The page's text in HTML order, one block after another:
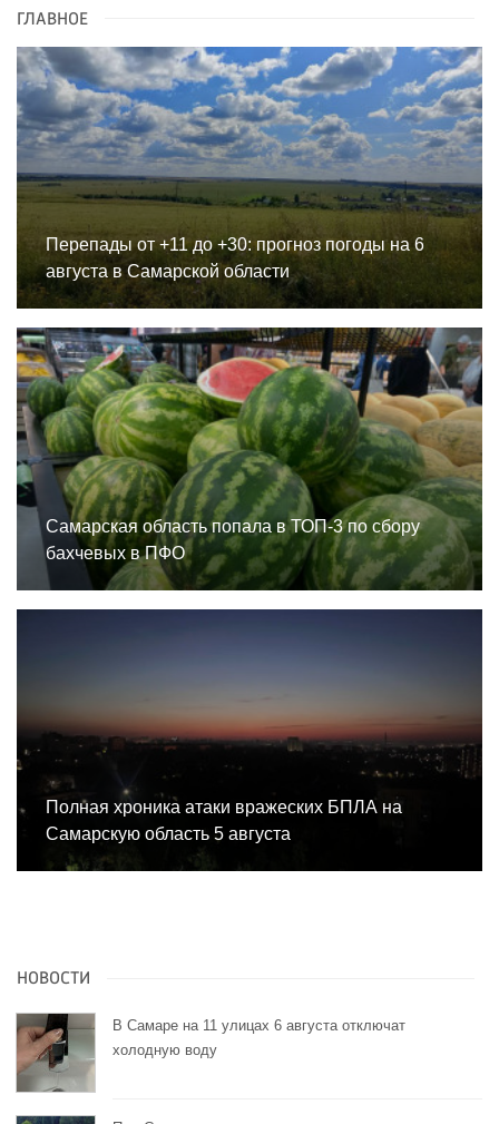
ГЛАВНОЕ
Перепады от +11 до +30: прогноз погоды на 6
августа в Самарской области
Самарская область попала в ТОП-3 по сбору
бахчевых в ПФО
Полная хроника атаки вражеских БПЛА на
Самарскую область 5 августа
НОВОСТИ
В Самаре на 11 улицах 6 августа отключат
холодную воду